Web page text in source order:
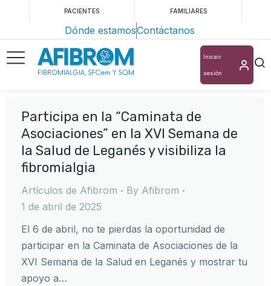
PACIENTES FAMILIARES
Dónde estamosContáctanos
Inicair
sesión
Participa en la “Caminata de
Asociaciones” en la XVI Semana de
la Salud de Leganés y visibiliza la
fibromialgia
Artículos de Afibrom By Afibrom
1 de abril de 2025
El 6 de abril, no te pierdas la oportunidad de
participar en la Caminata de Asociaciones de la
XVI Semana de la Salud en Leganés y mostrar tu
apoyo a…